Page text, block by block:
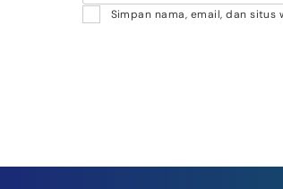
Simpan nama, email, dan